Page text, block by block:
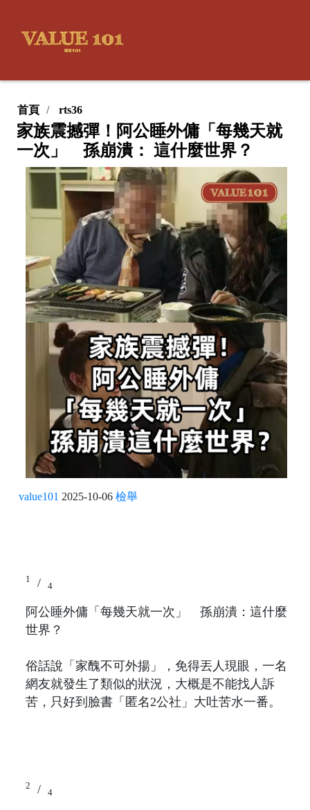
首頁 rts36
家族震撼彈！阿公睡外傭「每幾天就
一次」 孫崩潰： 這什麼世界？
value101 2025-10-06 檢舉
1 / 4
阿公睡外傭「每幾天就一次」 孫崩潰：這什麼
世界？
俗話說「家醜不可外揚」，免得丟人現眼，一名
網友就發生了類似的狀況，大概是不能找人訴
苦，只好到臉書「匿名2公社」大吐苦水一番。
2 / 4